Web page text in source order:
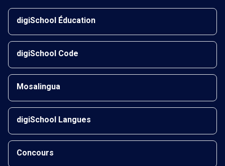
digiSchool Éducation
digiSchool Code
Mosalingua
digiSchool Langues
Concours